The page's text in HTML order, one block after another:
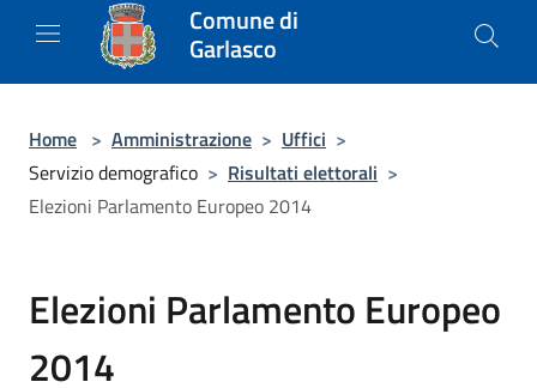
Comune di
Garlasco
Home > Amministrazione > Uffici >
Servizio demografico > Risultati elettorali >
Elezioni Parlamento Europeo 2014
Elezioni Parlamento Europeo
2014